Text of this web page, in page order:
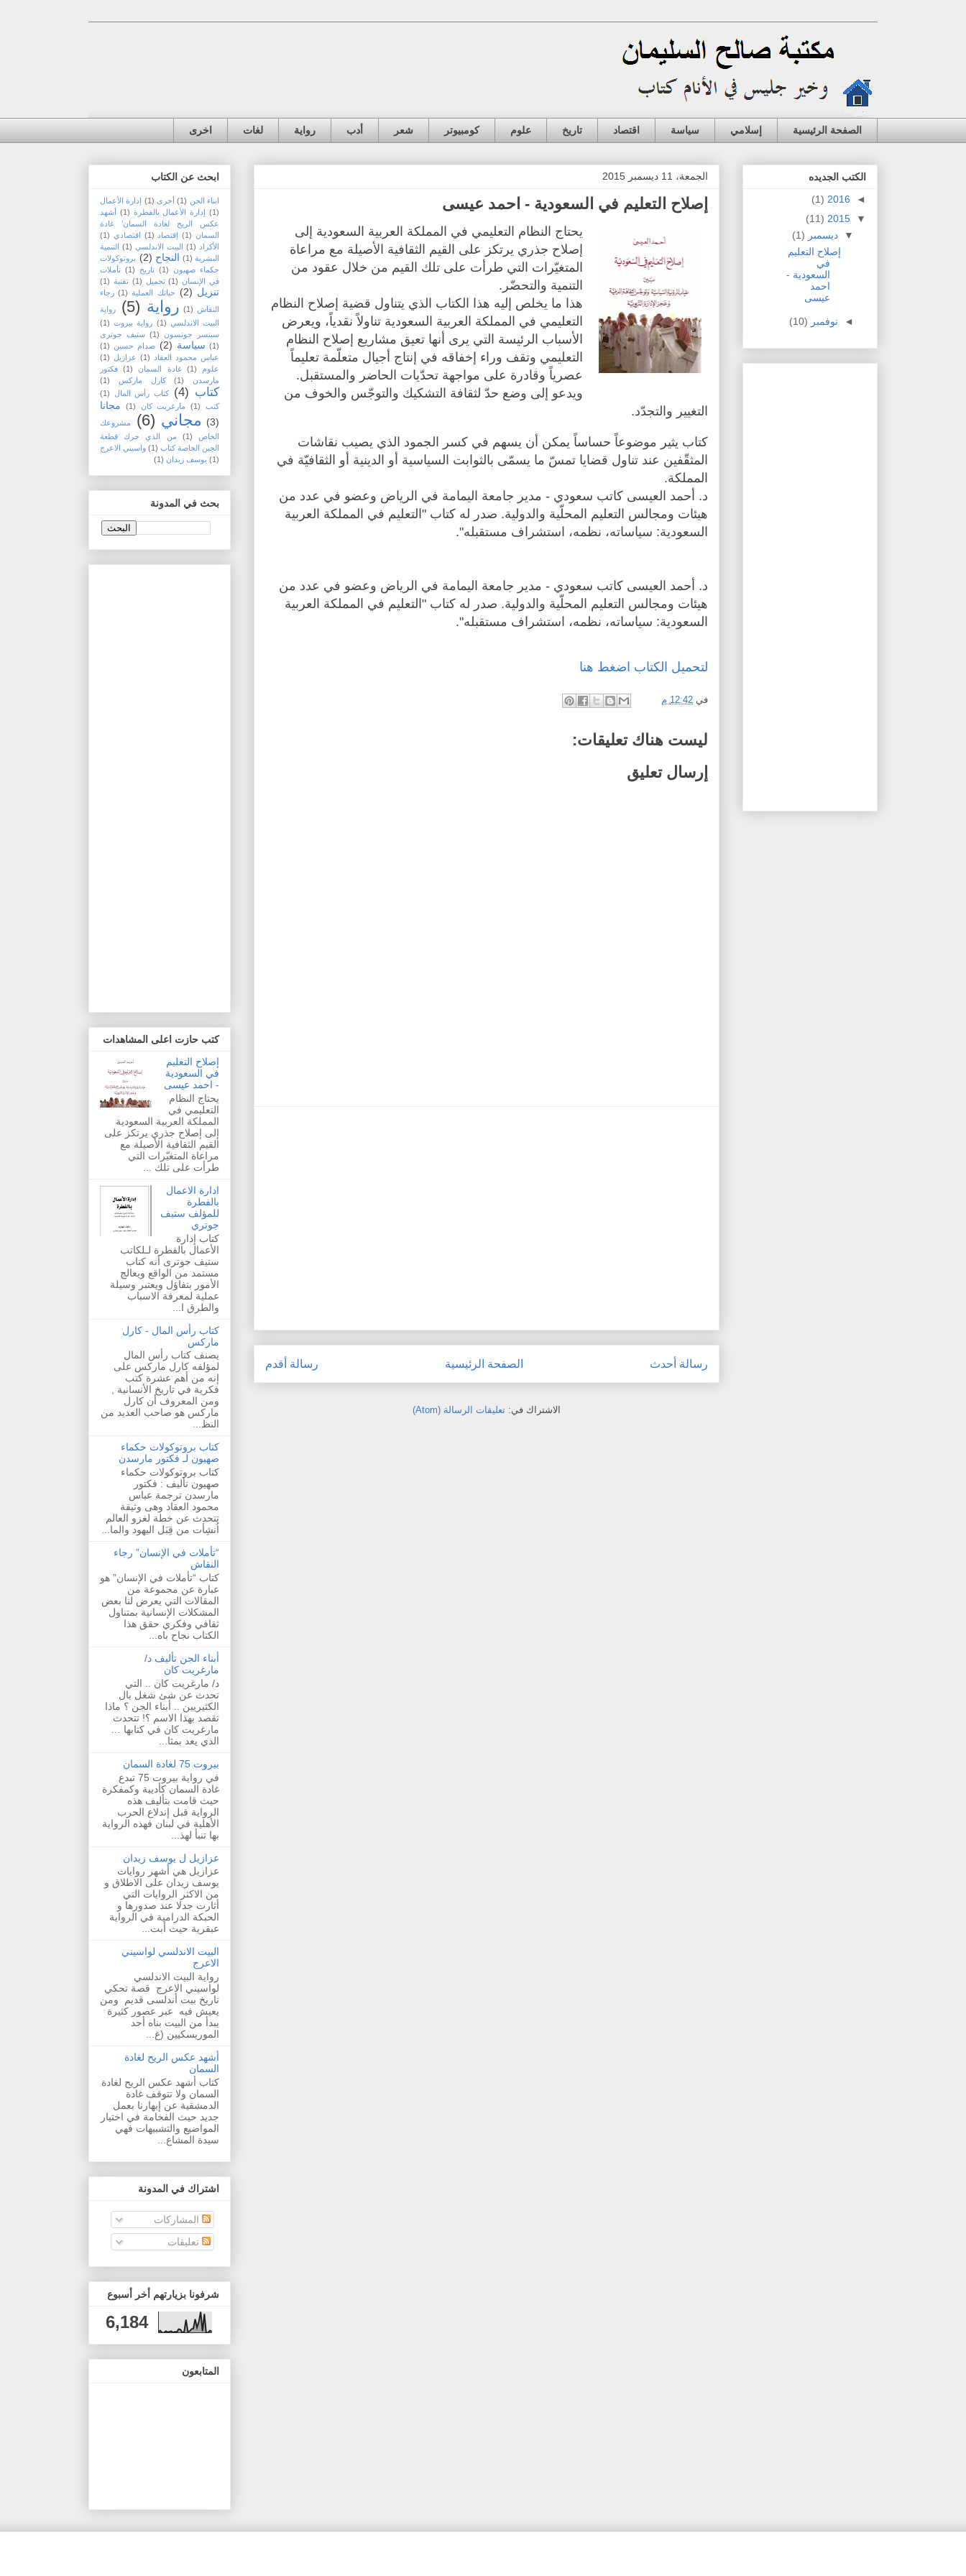
الصفحة الرئيسية إسلامي سياسة اقتصاد تاريخ علوم كومبيوتر شعر أدب رواية لغات اخرى
الجمعة، 11 ديسمبر 2015
إصلاح التعليم في السعودية - احمد عيسى
يحتاج النظام التعليمي في المملكة العربية السعودية إلى
إصلاح جذري يرتكز على القيم الثقافية الأصيلة مع مراعاة
المتغيّرات التي طرأت على تلك القيم من خلال عقود من
التنمية والتحضّر.
هذا ما يخلص إليه هذا الكتاب الذي يتناول قضية إصلاح النظام
التعليمي في المملكة العربية السعودية تناولاً نقدياً، ويعرض
الأسباب الرئيسة التي يرى أنها تعيق مشاريع إصلاح النظام
التعليمي وتقف وراء إخفاقه في إنتاج أجيال متعلّمة تعليماً
عصرياً وقادرة على مواجهة تحدّيات الحاضر والمستقبل.
ويدعو إلى وضع حدّ لثقافة التشكيك والتوجّس والخوف من
التغيير والتجدّد.
كتاب يثير موضوعاً حساساً يمكن أن يسهم في كسر الجمود الذي يصيب نقاشات
المثقّفين عند تناول قضايا تمسّ ما يسمّى بالثوابت السياسية أو الدينية أو الثقافيّة في
المملكة.
د. أحمد العيسى كاتب سعودي - مدير جامعة اليمامة في الرياض وعضو في عدد من
هيئات ومجالس التعليم المحلّية والدولية. صدر له كتاب "التعليم في المملكة العربية
السعودية: سياساته، نظمه، استشراف مستقبله".
د. أحمد العيسى كاتب سعودي - مدير جامعة اليمامة في الرياض وعضو في عدد من
هيئات ومجالس التعليم المحلّية والدولية. صدر له كتاب "التعليم في المملكة العربية
السعودية: سياساته، نظمه، استشراف مستقبله".
لتحميل الكتاب اضغط هنا
في 12:42 م
ليست هناك تعليقات:
إرسال تعليق
رسالة أحدث رسالة أقدم الصفحة الرئيسية
الاشتراك في: تعليقات الرسالة (Atom)
ابحث عن الكتاب
ابناء الجن (1) أخرى (1) إدارة الأعمال
(1) إدارة الأعمال بالفطرة (1) أشهد
عكس الريح لغادة السمان’ غادة
السمان (1) إقتصاد (1) اقتصادي (1)
الأكراد (1) البيت الاندلسي (1) التنمية
البشرية (1) النجاح (2) بروتوكولات
حكماء صهيون (1) تاريخ (1) تأملات
في الإنسان (1) تحميل (1) تقنية (1)
تنزيل (2) حياتك العملية (1) رجاء
النقاش (1) رواية (5)
رواية
البيت الاندلسي (1) رواية بيروت (1)
سبنسر جونسون (1) ستيف جوترى
(1) سياسة (2) صدام حسين (1)
عباس محمود العقاد
(1) عزازيل (1)
علوم
(1) غادة السمان (1)
فكتور
مارسدن
(1) كارل ماركس (1)
كتاب (4) كتاب رأس المال
(1)
كتب
(1) مارغريت كان (1)
مجانا
(3) مجاني (6)
مشروعك
الخاص
(1)
من الذي حرك قطعة
الجبن الخاصة كتاب (1) واسيني الاعرج
(1) يوسف زيدان (1)
بحث في المدونة
كتب حازت اعلى المشاهدات
إصلاح التعليم
في السعودية
- احمد عيسى
يحتاج النظام
التعليمي في
المملكة العربية السعودية
إلى إصلاح جذري يرتكز على
القيم الثقافية الأصيلة مع
مراعاة المتغيّرات التي
طرأت على تلك ...
ادارة الاعمال
بالفطرة
للمؤلف ستيف
جوتري
كتاب إدارة
الأعمال بالفطرة لـلكاتب
ستيف جوترى أنه كتاب
مستمد من الواقع ويعالج
الأمور بتفاؤل ويعتبر وسيلة
عملية لمعرفة الاسباب
والطرق ا...
كتاب رأس المال - كارل
ماركس
يصنف كتاب رأس المال
لمؤلفه كارل ماركس على
إنه من أهم عشرة كتب
فكرية في تاريخ الأنسانية ,
ومن المعروف أن كارل
ماركس هو صاحب العديد من
النظ...
كتاب بروتوكولات حكماء
صهيون لـ فكتور مارسدن
كتاب بروتوكولات حكماء
صهيون تأليف : فكتور
مارسدن ترجمة عباس
محمود العقاد وهى وثيقة
تتحدث عن خطة لغزو العالم
اُنشِأت من قِبَل اليهود والما...
“تأملات في الإنسان” رجاء
النقاش
كتاب “تأملات في الإنسان” هو
عبارة عن مجموعة من
المقالات التي يعرض لنا بعض
المشكلات الإنسانية بمتناول
ثقافي وفكري حقق هذا
الكتاب نجاح باه...
أبناء الجن تأليف د/
مارغريت كان
د/ مارغريت كان .. التي
تحدث عن شئ شغل بال
الكثيريين .. أبناء الجن ؟ ماذا
تقصد بهذا الاسم ؟! تتحدث
مارغريت كان في كتابها …
الذي يعد بمثا...
بيروت 75 لغادة السمان
في رواية بيروت 75 تبدع
غادة السمان كأديبة وكمفكرة
حيث قامت بتأليف هذه
الرواية قبل إندلاع الحرب
الأهلية في لبنان فهذه الرواية
بها تنبأ لهذ...
عزازيل ل يوسف زيدان
عزازيل هي أشهر روايات
يوسف زيدان على الاطلاق و
من الاكثر الروايات التي
أثارت جدلا عند صدورها و
الحبكة الدرامية في الرواية
عبقرية حيث أبت...
البيت الاندلسي لواسيني
الاعرج
رواية البيت الاندلسي
لواسيني الاعرج قصة تحكي
تاريخ بيت أندلسى قديم ومن
يعيش فيه عبر عصور كثيرة
يبدأ من البيت بناه أحد
الموريسكيين (غ...
أشهد عكس الريح لغادة
السمان
كتاب أشهد عكس الريح لغادة
السمان ولا تتوقف غادة
الدمشقية عن إبهارنا بعمل
جديد حيث الفخامة في اختيار
المواضيع والتشبيهات فهي
سيدة المشاع...
اشتراك في المدونة
المشاركات
تعليقات
شرفونا بزيارتهم أخر أسبوع
6,184
المتابعون
الكتب الجديده
◄
2016
(1)
▼
2015
(11)
▼ ديسمبر (1)
إصلاح التعليم
في
السعودية -
احمد
عيسى
◄ نوفمبر (10)